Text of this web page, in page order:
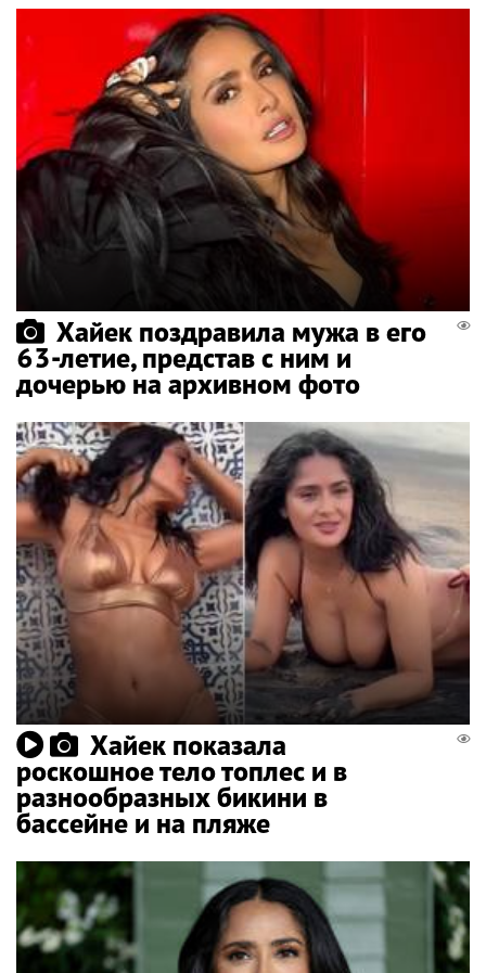
Хайек поздравила мужа в его
63-летие, представ с ним и
дочерью на архивном фото
Хайек показала
роскошное тело топлес и в
разнообразных бикини в
бассейне и на пляже